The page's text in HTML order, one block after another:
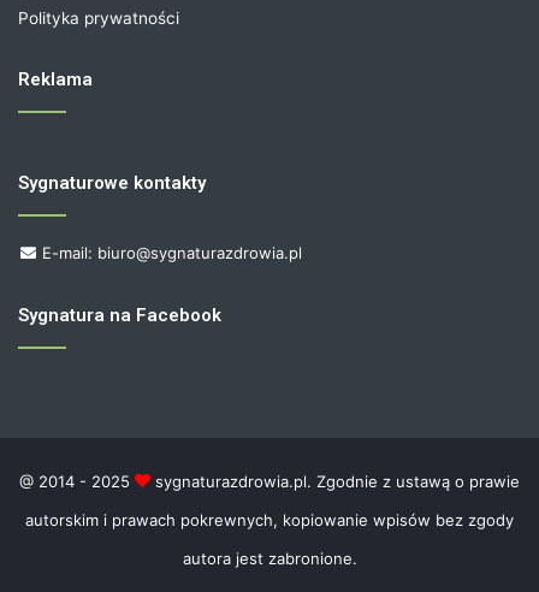
Polityka prywatności
Reklama
Sygnaturowe kontakty
E-mail: biuro@sygnaturazdrowia.pl
Sygnatura na Facebook
@ 2014 - 2025
sygnaturazdrowia.pl. Zgodnie z ustawą o prawie
autorskim i prawach pokrewnych, kopiowanie wpisów bez zgody
autora jest zabronione.